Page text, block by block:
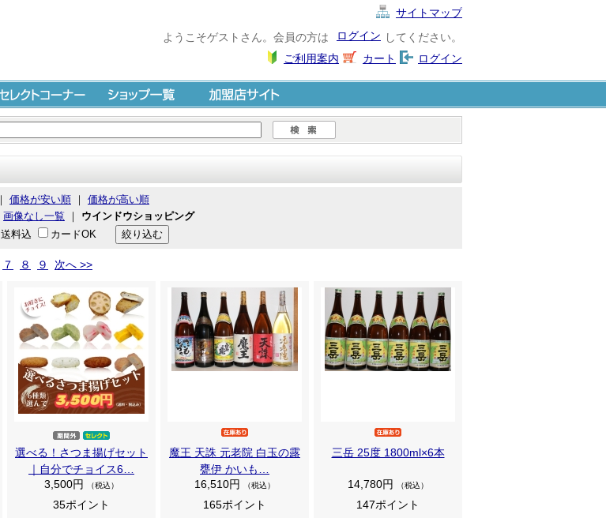
サイトマップ
してください。
ログイン
ようこそゲストさん。会員の方は
ログイン
カート
ご利用案内
レクトコーナー ショップ一覧 加盟店サイト
価格が安い順 ｜ 価格が高い順
画像なし一覧 ｜ ウインドウショッピング
送料込 カードOK
７ ８ ９ 次へ >>
選べる！さつま揚げセット
｜自分でチョイス6…
3,500円
（税込）
35ポイント
魔王 天誅 元老院 白玉の露
甕伊 かいも…
16,510円
（税込）
165ポイント
三岳 25度 1800ml×6本
14,780円 （税込）
147ポイント